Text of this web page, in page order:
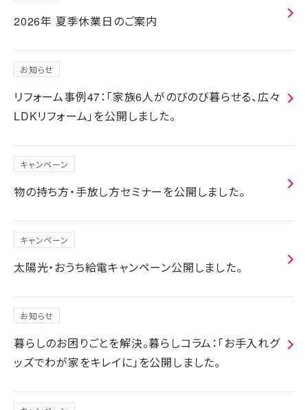
2026年 夏季休業日のご案内
お知らせ
リフォーム事例47：「家族6人がのびのび暮らせる、広々
LDKリフォーム」を公開しました。
キャンペーン
物の持ち方・手放し方セミナーを公開しました。
キャンペーン
太陽光・おうち給電キャンペーン公開しました。
お知らせ
暮らしのお困りごとを解決。暮らしコラム：「お手入れグ
ッズでわが家をキレイに」を公開しました。